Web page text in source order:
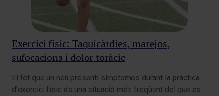
Exercici físic: Taquicàrdies, marejos,
sufocacions i dolor toràcic
El fet que un nen presenti símptomes durant la pràctica
d’exercici físic és una situació més freqüent del que es